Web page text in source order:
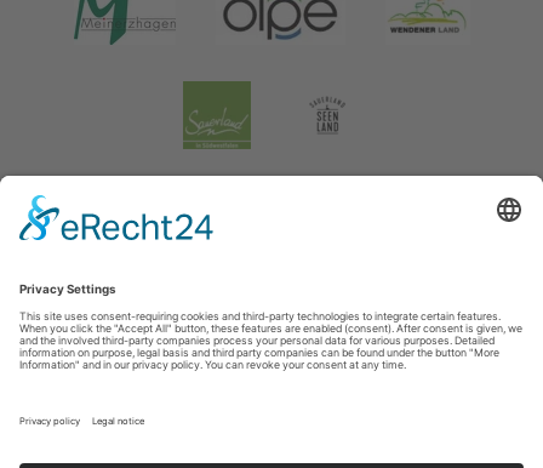
Impressum|Verklaring inzake de gegevensbescherming|
Gegevensbescherming sociale media